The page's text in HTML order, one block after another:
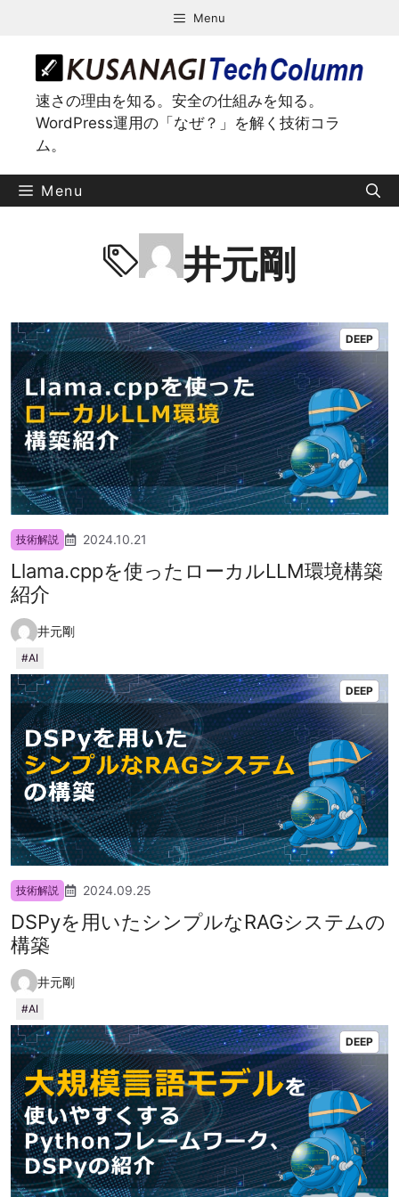
プ
Menu
速さの理由を知る。安全の仕組みを知る。
WordPress運用の「なぜ？」を解く技術コラ
ム。
Menu
井元剛
DEEP
技術解説 2024.10.21
Llama.cppを使ったローカルLLM環境構築
紹介
井元剛
AI
DEEP
技術解説 2024.09.25
DSPyを用いたシンプルなRAGシステムの
構築
井元剛
AI
DEEP